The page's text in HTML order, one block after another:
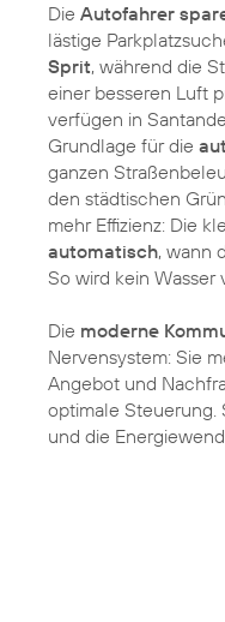
Die Autofahrer
lästige
Sprit, während die
einer besseren Luft
verfügen in
Grundlage für die
ganzen
den städtischen
mehr Effizienz: Die
automatisch, wann
So wird kein Wasser
Die moderne
Nervensystem: Sie
Angebot und
optimale Steuerung.
und die